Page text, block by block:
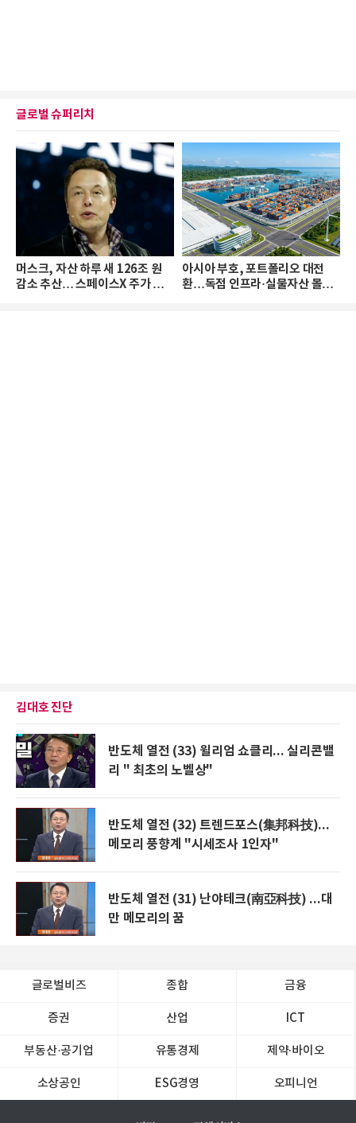
글로벌 슈퍼리치
머스크, 자산 하루 새 126조 원
감소 추산… 스페이스X 주가 하
아시아 부호, 포트폴리오 대전
환…독점 인프라·실물자산 몰린
김대호 진단
반도체 열전 (33) 윌리엄 쇼클리... 실리콘밸
리 " 최초의 노벨상"
반도체 열전 (32) 트렌드포스(集邦科技)...
메모리 풍향계 "시세조사 1인자"
반도체 열전 (31) 난야테크(南亞科技) ...대
만 메모리의 꿈
글로벌비즈 종합 금융
증권 산업 ICT
부동산·공기업 유통경제 제약∙바이오
소상공인 ESG경영 오피니언